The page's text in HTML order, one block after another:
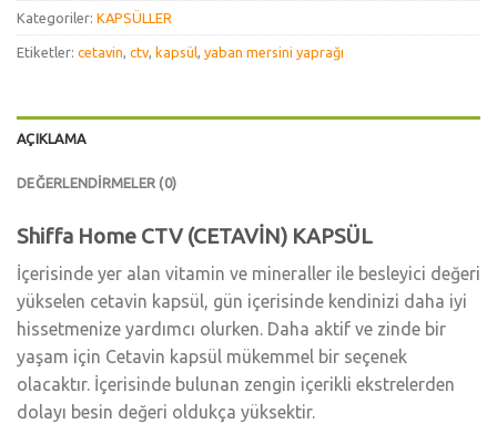
Kategoriler: KAPSÜLLER
Etiketler: cetavin, ctv, kapsül, yaban mersini yaprağı
AÇIKLAMA
DEĞERLENDIRMELER (0)
Shiffa Home CTV (CETAVİN) KAPSÜL
İçerisinde yer alan vitamin ve mineraller ile besleyici değeri
yükselen cetavin kapsül, gün içerisinde kendinizi daha iyi
hissetmenize yardımcı olurken. Daha aktif ve zinde bir
yaşam için Cetavin kapsül mükemmel bir seçenek
olacaktır. İçerisinde bulunan zengin içerikli ekstrelerden
dolayı besin değeri oldukça yüksektir.